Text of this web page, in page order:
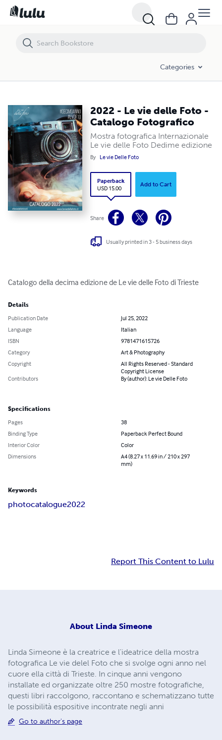
Categories
2022 - Le vie delle Foto -
Catalogo Fotografico
Mostra fotografica Internazionale
Le vie delle Foto Dedime edizione
By Le vie Delle Foto
Paperback
USD 15.00
Add to Cart
Share
Usually printed in 3 - 5 business days
Catalogo della decima edizione de Le vie delle Foto di Trieste
Details
Publication Date
Jul 25, 2022
Language
Italian
ISBN
9781471615726
Category
Art & Photography
Copyright
All Rights Reserved - Standard
Copyright License
Contributors
By (author): Le vie Delle Foto
Specifications
Pages
38
Binding Type
Paperback Perfect Bound
Interior Color
Color
Dimensions
A4 (8.27 x 11.69 in / 210 x 297
mm)
Keywords
photocatalogue2022
Report This Content to Lulu
About Linda Simeone
Linda Simeone è la creatrice e l'ideatrice della mostra
fotografica Le vie delel Foto che si svolge ogni anno nel
cuore ella città di Trieste. In cinque anni vengono
installate ed organizzate oltre 250 mostre fotografiche,
questi libri raccolgono, raccontano e schematizzano tutte
le possibilità espositive incontrate negli anni
Go to author's page
2022 - Le vie delle Foto - Catalogo Fotografico